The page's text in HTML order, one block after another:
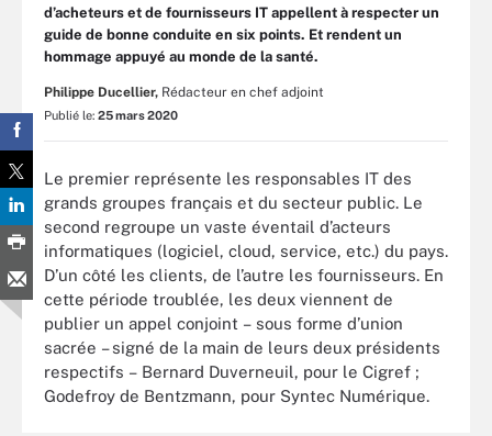
d’acheteurs et de fournisseurs IT appellent à respecter un
guide de bonne conduite en six points. Et rendent un
hommage appuyé au monde de la santé.
Philippe Ducellier, Rédacteur en chef adjoint
Publié le: 25 mars 2020
Le premier représente les responsables IT des
grands groupes français et du secteur public. Le
second regroupe un vaste éventail d’acteurs
informatiques (logiciel, cloud, service, etc.) du pays.
D’un côté les clients, de l’autre les fournisseurs. En
cette période troublée, les deux viennent de
publier un appel conjoint – sous forme d’union
sacrée – signé de la main de leurs deux présidents
respectifs – Bernard Duverneuil, pour le Cigref ;
Godefroy de Bentzmann, pour Syntec Numérique.